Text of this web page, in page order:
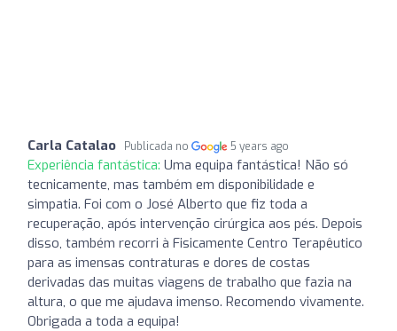
Carla Catalao Publicada no 5 years ago
Experiência fantástica: Uma equipa fantástica! Não só
tecnicamente, mas também em disponibilidade e
simpatia. Foi com o José Alberto que fiz toda a
recuperação, após intervenção cirúrgica aos pés. Depois
disso, também recorri à Fisicamente Centro Terapêutico
para as imensas contraturas e dores de costas
derivadas das muitas viagens de trabalho que fazia na
altura, o que me ajudava imenso. Recomendo vivamente.
Obrigada a toda a equipa!